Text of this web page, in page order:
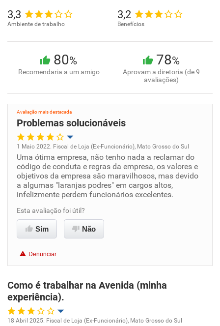
3,3
Ambiente de trabalho
3,2
Benefícios
80%
Recomendaria a um amigo
78%
Aprovam a diretoria (de 9
avaliações)
Avaliação mais destacada
Problemas solucionáveis
Oportunidade de promoção
Ambiente de trabalho
Conciliação com a vida familiar
Benefícios
Recomenda esta empresa
1 Maio 2022. Fiscal de Loja (Ex-Funcionário), Mato Grosso do Sul
Uma ótima empresa, não tenho nada a reclamar do
código de conduta e regras da empresa, os valores e
objetivos da empresa são maravilhosos, mas devido
a algumas "laranjas podres" em cargos altos,
infelizmente perdem funcionários excelentes.
Esta avaliação foi útil?
Sim Não
Denunciar
Como é trabalhar na Avenida (minha
experiência).
18 Abril 2025. Fiscal de Loja (Ex-Funcionário), Mato Grosso do Sul